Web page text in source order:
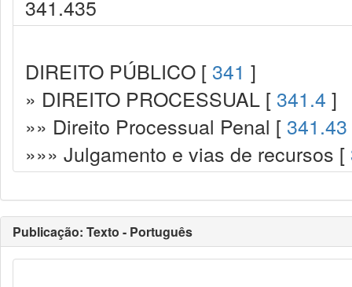
341.435
DIREITO PÚBLICO [ 341 ]
» DIREITO PROCESSUAL [ 341.4 ]
»» Direito Processual Penal [ 341.43
»»» Julgamento e vias de recursos [
Publicação: Texto - Português